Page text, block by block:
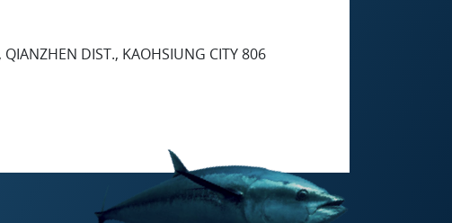
DIST., KAOHSIUNG CITY 806